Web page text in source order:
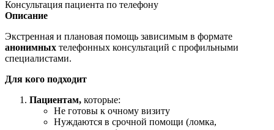
Консультация пациента по телефону
Описание
Экстренная и плановая помощь зависимым в формате
анонимных телефонных консультаций с профильными
специалистами.
Для кого подходит
Пациентам, которые:
Не готовы к очному визиту
Нуждаются в срочной помощи (ломка,